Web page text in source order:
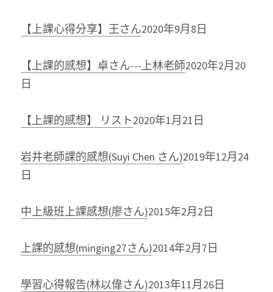
【上課心得分享】王さん2020年9月8日
【上課的感想】卓さん---上林老師2020年2月20
日
【上課的感想】 リスト2020年1月21日
岩井老師課的感想(Suyi Chen さん)2019年12月24
日
中上級班上課感想(廖さん)2015年2月2日
上課的感想(minging27さん)2014年2月7日
學習心得報告(林以偉さん)2013年11月26日